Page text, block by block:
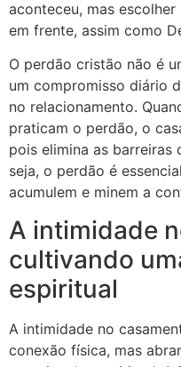
aconteceu, mas
em frente, assim como
O perdão cristão não é
um compromisso diário
no relacionamento.
praticam o perdão, o
pois elimina as barreiras
seja, o perdão é
acumulem e minem a
A intimidade
cultivando
espiritual
A intimidade no
conexão física, mas